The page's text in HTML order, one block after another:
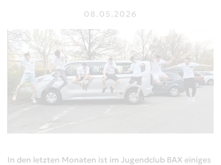
08.05.2026
In den letzten Monaten ist im Jugendclub BAX einiges